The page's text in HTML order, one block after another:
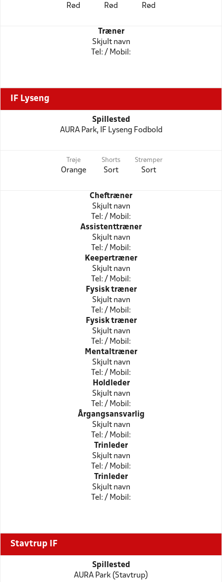
Rød Rød Rød
Træner
Skjult navn
Tel: / Mobil:
IF Lyseng
Spillested
AURA Park, IF Lyseng Fodbold
Trøje
Orange
Shorts
Sort
Strømper
Sort
Cheftræner
Skjult navn
Tel: / Mobil:
Assistenttræner
Skjult navn
Tel: / Mobil:
Keepertræner
Skjult navn
Tel: / Mobil:
Fysisk træner
Skjult navn
Tel: / Mobil:
Fysisk træner
Skjult navn
Tel: / Mobil:
Mentaltræner
Skjult navn
Tel: / Mobil:
Holdleder
Skjult navn
Tel: / Mobil:
Årgangsansvarlig
Skjult navn
Tel: / Mobil:
Trinleder
Skjult navn
Tel: / Mobil:
Trinleder
Skjult navn
Tel: / Mobil:
Stavtrup IF
Spillested
AURA Park (Stavtrup)